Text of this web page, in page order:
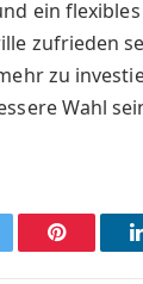
ein
zufrieden
zu
Wahl
Pinterest